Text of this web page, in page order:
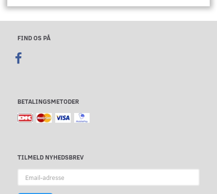
FIND OS PÅ
BETALINGSMETODER
TILMELD NYHEDSBREV
adresse